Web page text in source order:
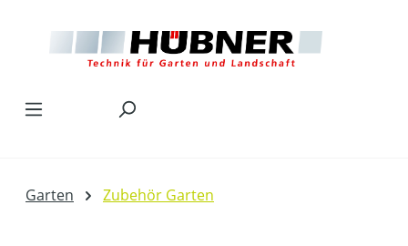
Garten Zubehör Garten